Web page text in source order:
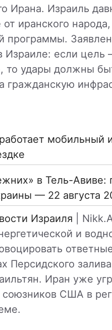
Ирана. Израиль
от иранского
программы.
Израиле: если цель
то удары должны
гражданскую
мобильный
в Тель-Авиве:
— 22 августа
Израиля |
и
Персидского
Иран уже
США в